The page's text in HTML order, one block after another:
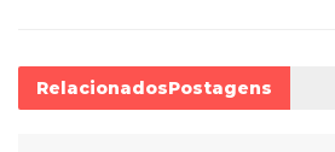
RelacionadosPostagens